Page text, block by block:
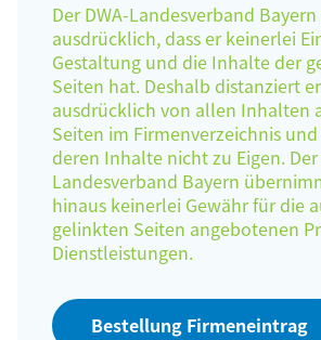
Der DWA-Landesverband
ausdrücklich, dass er keinerlei
Gestaltung und die Inhalte der
Seiten hat. Deshalb distanziert
ausdrücklich von allen Inhalten
Seiten im Firmenverzeichnis
deren Inhalte nicht zu Eigen. Der
Landesverband Bayern
hinaus keinerlei Gewähr für die
gelinkten Seiten angebotenen
Dienstleistungen.
Bestellung Firmeneintrag